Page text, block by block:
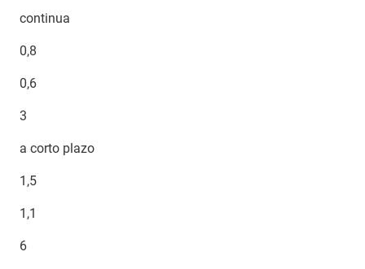
continua
0,8
0,6
3
a corto plazo
1,5
1,1
6